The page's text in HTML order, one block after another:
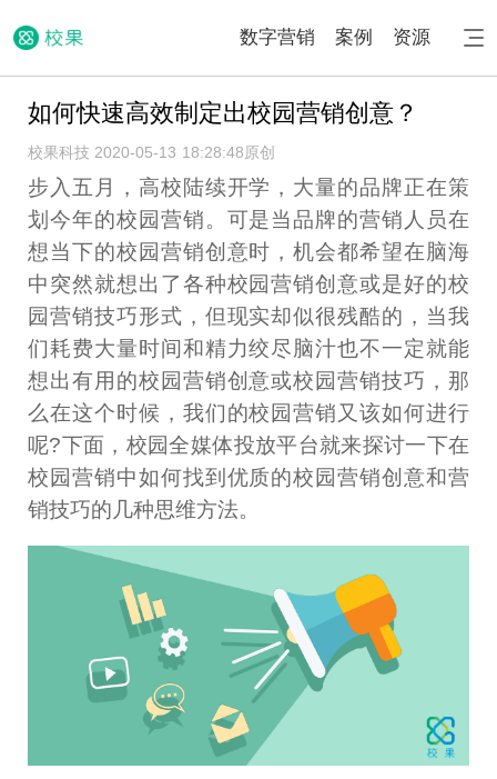
数字营销 案例 资源
如何快速高效制定出校园营销创意？
校果科技 2020-05-13 18:28:48原创
步入五月，高校陆续开学，大量的品牌正在策
划今年的校园营销。可是当品牌的营销人员在
想当下的校园营销创意时，机会都希望在脑海
中突然就想出了各种校园营销创意或是好的校
园营销技巧形式，但现实却似很残酷的，当我
们耗费大量时间和精力绞尽脑汁也不一定就能
想出有用的校园营销创意或校园营销技巧，那
么在这个时候，我们的校园营销又该如何进行
呢?下面，校园全媒体投放平台就来探讨一下在
校园营销中如何找到优质的校园营销创意和营
销技巧的几种思维方法。